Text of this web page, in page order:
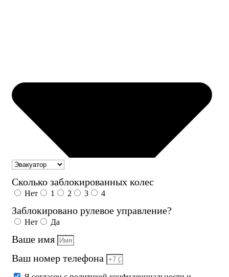
Сколько заблокированных колес
Нет 1 2 3 4
Заблокировано рулевое управление?
Нет Да
Ваше имя
Ваш номер телефона